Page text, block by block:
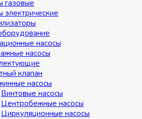
газовые
электрические
насосы
насосы
клапан
насосы
Винтовые насосы
Центробежные насосы
Циркуляционные насосы